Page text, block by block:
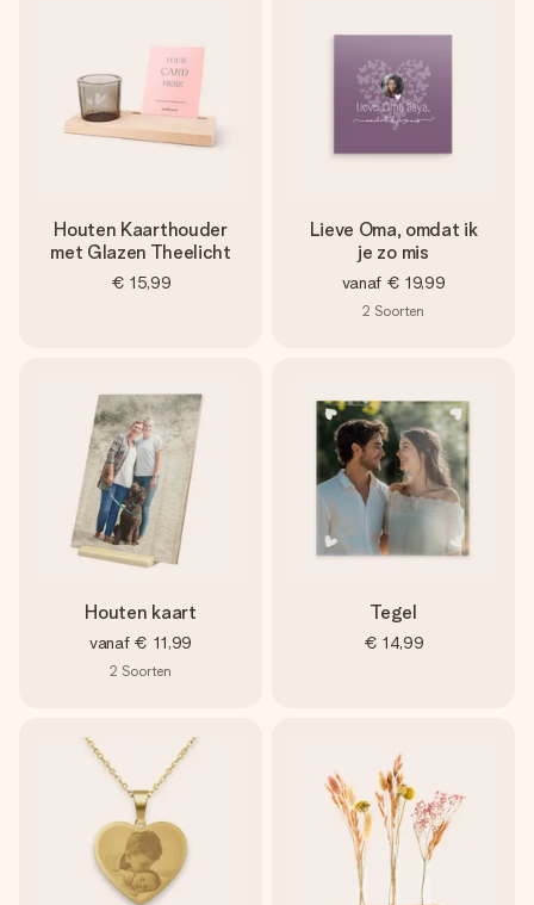
Houten Kaarthouder
met Glazen Theelicht
€ 15,99
Lieve Oma, omdat ik
je zo mis
vanaf € 19,99
2 Soorten
Houten kaart
vanaf € 11,99
2 Soorten
Tegel
€ 14,99